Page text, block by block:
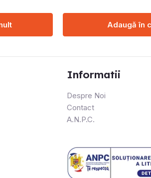
Adaugă în
Informatii
Despre Noi
Contact
A.N.P.C.